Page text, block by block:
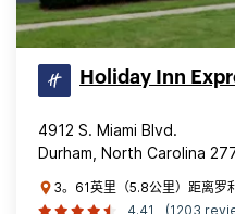
Holiday Inn
4912 S. Miami Blvd.
Durham, North Carolina
3。61英里（5.8公里）距离罗
4.41
(1203